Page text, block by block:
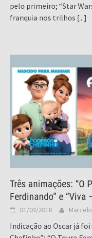
pelo primeiro; “Star
franquia nos trilhos [...]
Três animações: “O
Ferdinando” e “Viva
01/03/2018
Indicação ao Oscar já